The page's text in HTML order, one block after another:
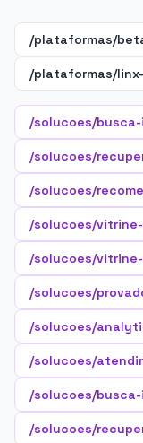
/plataformas/
/plataformas/
/solucoes/
/solucoes/
/solucoes/
/solucoes/
/solucoes/
/solucoes/
/solucoes/
/solucoes/
/solucoes/
/solucoes/